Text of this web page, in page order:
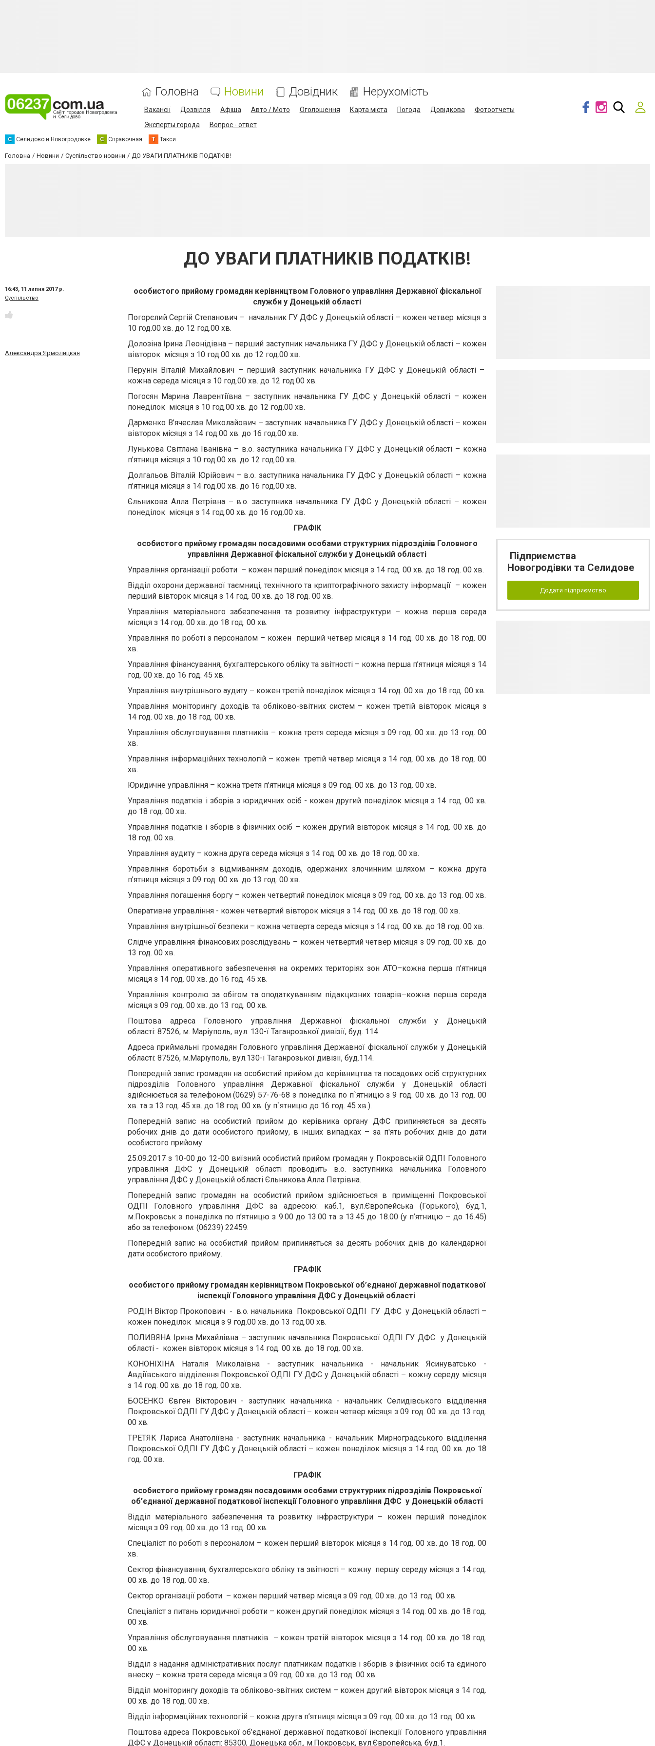
Головна Новини Довідник Нерухомість
Вакансії Дозвілля Афіша Авто / Мото Оголошення Карта міста Погода Довідкова
Фотоотчеты
Эксперты города
Вопрос - ответ
С Селидово и Новогродовке С Справочная Т Такси
Головна Новини Суспільство новини ДО УВАГИ ПЛАТНИКІВ ПОДАТКІВ!
ДО УВАГИ ПЛАТНИКІВ ПОДАТКІВ!
16:43, 11 липня 2017 р.
Суспільство
Александра Ярмолицкая
особистого прийому громадян керівництвом Головного управління Державної фіскальної
служби у Донецькій області
Погорєлий Сергій Степанович – начальник ГУ ДФС у Донецькій області – кожен четвер місяця з
10 год.00 хв. до 12 год.00 хв.
Долозіна Ірина Леонідівна – перший заступник начальника ГУ ДФС у Донецькій області – кожен
вівторок місяця з 10 год.00 хв. до 12 год.00 хв.
Перунін Віталій Михайлович – перший заступник начальника ГУ ДФС у Донецькій області –
кожна середа місяця з 10 год.00 хв. до 12 год.00 хв.
Погосян Марина Лаврентіївна – заступник начальника ГУ ДФС у Донецькій області – кожен
понеділок місяця з 10 год.00 хв. до 12 год.00 хв.
Дарменко В’ячеслав Миколайович – заступник начальника ГУ ДФС у Донецькій області – кожен
вівторок місяця з 14 год.00 хв. до 16 год.00 хв.
Лунькова Світлана Іванівна – в.о. заступника начальника ГУ ДФС у Донецькій області – кожна
п’ятниця місяця з 10 год.00 хв. до 12 год.00 хв.
Долгальов Віталій Юрійович – в.о. заступника начальника ГУ ДФС у Донецькій області – кожна
п’ятниця місяця з 14 год.00 хв. до 16 год.00 хв.
Єльникова Алла Петрівна – в.о. заступника начальника ГУ ДФС у Донецькій області – кожен
понеділок місяця з 14 год.00 хв. до 16 год.00 хв.
ГРАФІК
особистого прийому громадян посадовими особами структурних підрозділів Головного
управління Державної фіскальної служби у Донецькій області
Управління організації роботи – кожен перший понеділок місяця з 14 год. 00 хв. до 18 год. 00 хв.
Відділ охорони державної таємниці, технічного та криптографічного захисту інформації – кожен
перший вівторок місяця з 14 год. 00 хв. до 18 год. 00 хв.
Управління матеріального забезпечення та розвитку інфраструктури – кожна перша середа
місяця з 14 год. 00 хв. до 18 год. 00 хв.
Управління по роботі з персоналом – кожен перший четвер місяця з 14 год. 00 хв. до 18 год. 00
хв.
Управління фінансування, бухгалтерського обліку та звітності – кожна перша п’ятниця місяця з 14
год. 00 хв. до 16 год. 45 хв.
Управління внутрішнього аудиту – кожен третій понеділок місяця з 14 год. 00 хв. до 18 год. 00 хв.
Управління моніторингу доходів та обліково-звітних систем – кожен третій вівторок місяця з
14 год. 00 хв. до 18 год. 00 хв.
Управління обслуговування платників – кожна третя середа місяця з 09 год. 00 хв. до 13 год. 00
хв.
Управління інформаційних технологій – кожен третій четвер місяця з 14 год. 00 хв. до 18 год. 00
хв.
Юридичне управління – кожна третя п’ятниця місяця з 09 год. 00 хв. до 13 год. 00 хв.
Управління податків і зборів з юридичних осіб - кожен другий понеділок місяця з 14 год. 00 хв.
до 18 год. 00 хв.
Управління податків і зборів з фізичних осіб – кожен другий вівторок місяця з 14 год. 00 хв. до
18 год. 00 хв.
Управління аудиту – кожна друга середа місяця з 14 год. 00 хв. до 18 год. 00 хв.
Управління боротьби з відмиванням доходів, одержаних злочинним шляхом – кожна друга
п’ятниця місяця з 09 год. 00 хв. до 13 год. 00 хв.
Управління погашення боргу – кожен четвертий понеділок місяця з 09 год. 00 хв. до 13 год. 00 хв.
Оперативне управління - кожен четвертий вівторок місяця з 14 год. 00 хв. до 18 год. 00 хв.
Управління внутрішньої безпеки – кожна четверта середа місяця з 14 год. 00 хв. до 18 год. 00 хв.
Слідче управління фінансових розслідувань – кожен четвертий четвер місяця з 09 год. 00 хв. до
13 год. 00 хв.
Управління оперативного забезпечення на окремих територіях зон АТО–кожна перша п’ятниця
місяця з 14 год. 00 хв. до 16 год. 45 хв.
Управління контролю за обігом та оподаткуванням підакцизних товарів–кожна перша середа
місяця з 09 год. 00 хв. до 13 год. 00 хв.
Поштова адреса Головного управління Державної фіскальної служби у Донецькій
області: 87526, м. Маріуполь, вул. 130-ї Таганрозької дивізії, буд. 114.
Адреса приймальні громадян Головного управління Державної фіскальної служби у Донецькій
області: 87526, м.Маріуполь, вул.130-ї Таганрозької дивізії, буд.114.
Попередній запис громадян на особистий прийом до керівництва та посадових осіб структурних
підрозділів Головного управління Державної фіскальної служби у Донецькій області
здійснюється за телефоном (0629) 57-76-68 з понеділка по п`ятницю з 9 год. 00 хв. до 13 год. 00
хв. та з 13 год. 45 хв. до 18 год. 00 хв. (у п`ятницю до 16 год. 45 хв.).
Попередній запис на особистий прийом до керівника органу ДФС припиняється за десять
робочих днів до дати особистого прийому, в інших випадках – за п'ять робочих днів до дати
особистого прийому.
25.09.2017 з 10-00 до 12-00 виїзний особистий прийом громадян у Покровській ОДПІ Головного
управління ДФС у Донецькій області проводить в.о. заступника начальника Головного
управління ДФС у Донецькій області Єльникова Алла Петрівна.
Попередній запис громадян на особистий прийом здійснюється в приміщенні Покровської
ОДПІ Головного управління ДФС за адресою: каб.1, вул.Європейська (Горького), буд.1,
м.Покровськ з понеділка по п’ятницю з 9.00 до 13.00 та з 13.45 до 18.00 (у п’ятницю – до 16.45)
або за телефоном: (06239) 22459.
Попередній запис на особистий прийом припиняється за десять робочих днів до календарної
дати особистого прийому.
ГРАФІК
особистого прийому громадян керівництвом Покровської об’єднаної державної податкової
інспекції Головного управління ДФС у Донецькій області
РОДІН Віктор Прокопович - в.о. начальника Покровської ОДПІ ГУ ДФС у Донецькій області –
кожен понеділок місяця з 9 год.00 хв. до 13 год.00 хв.
ПОЛИВЯНА Ірина Михайлівна – заступник начальника Покровської ОДПІ ГУ ДФС у Донецькій
області - кожен вівторок місяця з 14 год. 00 хв. до 18 год. 00 хв.
КОНОНІХІНА Наталія Миколаївна - заступник начальника - начальник Ясинуватсько -
Авдіївського відділення Покровської ОДПІ ГУ ДФС у Донецькій області – кожну середу місяця
з 14 год. 00 хв. до 18 год. 00 хв.
БОСЕНКО Євген Вікторович - заступник начальника - начальник Селидівського відділення
Покровської ОДПІ ГУ ДФС у Донецькій області – кожен четвер місяця з 09 год. 00 хв. до 13 год.
00 хв.
ТРЕТЯК Лариса Анатоліївна - заступник начальника - начальник Мирноградського відділення
Покровської ОДПІ ГУ ДФС у Донецькій області – кожен понеділок місяця з 14 год. 00 хв. до 18
год. 00 хв.
ГРАФІК
особистого прийому громадян посадовими особами структурних підрозділів Покровської
об’єднаної державної податкової інспекції Головного управління ДФС у Донецькій області
Відділ матеріального забезпечення та розвитку інфраструктури – кожен перший понеділок
місяця з 09 год. 00 хв. до 13 год. 00 хв.
Спеціаліст по роботі з персоналом – кожен перший вівторок місяця з 14 год. 00 хв. до 18 год. 00
хв.
Сектор фінансування, бухгалтерського обліку та звітності – кожну першу середу місяця з 14 год.
00 хв. до 18 год. 00 хв.
Сектор організації роботи – кожен перший четвер місяця з 09 год. 00 хв. до 13 год. 00 хв.
Спеціаліст з питань юридичної роботи – кожен другий понеділок місяця з 14 год. 00 хв. до 18 год.
00 хв.
Управління обслуговування платників – кожен третій вівторок місяця з 14 год. 00 хв. до 18 год.
00 хв.
Відділ з надання адміністративних послуг платникам податків і зборів з фізичних осіб та єдиного
внеску – кожна третя середа місяця з 09 год. 00 хв. до 13 год. 00 хв.
Відділ моніторингу доходів та обліково-звітних систем – кожен другий вівторок місяця з 14 год.
00 хв. до 18 год. 00 хв.
Відділ інформаційних технологій – кожна друга п’ятниця місяця з 09 год. 00 хв. до 13 год. 00 хв.
Поштова адреса Покровської об’єднаної державної податкової інспекції Головного управління
ДФС у Донецькій області: 85300, Донецька обл., м.Покровськ, вул.Європейська, буд.1.
Підприємства
Новогродівки та Селидове
Додати підприємство